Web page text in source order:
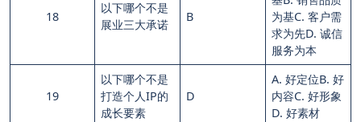
18
以下哪个不是
展业三大承诺
B
为基C. 客户需
求为先D. 诚信
服务为本
19
以下哪个不是
打造个人IP的
成长要素
D
A. 好定位B. 好
内容C. 好形象
D. 好素材